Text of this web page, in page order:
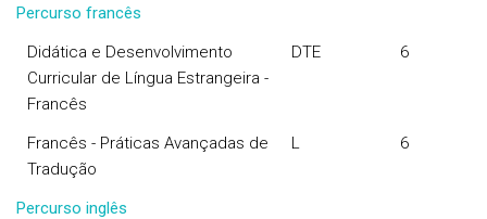
Percurso francês
Didática e Desenvolvimento
Curricular de Língua Estrangeira -
Francês
DTE 6
Francês - Práticas Avançadas de
Tradução
L 6
Percurso inglês